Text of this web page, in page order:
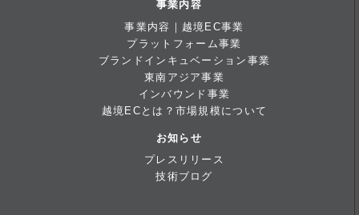
事業内容
事業内容｜越境EC事業
プラットフォーム事業
ブランドインキュベーション事業
東南アジア事業
インバウンド事業
越境ECとは？市場規模について
お知らせ
プレスリリース
技術ブログ